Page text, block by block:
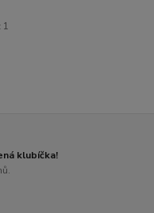
1
klubíčka!